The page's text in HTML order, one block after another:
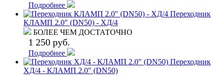
Подробнее
Переходник
КЛАМП 2.0" (DN50) - ХД/4
БОЛЕЕ ЧЕМ ДОСТАТОЧНО
1 250 руб.
Подробнее
Переходник
ХД/4 - КЛАМП 2.0" (DN50)